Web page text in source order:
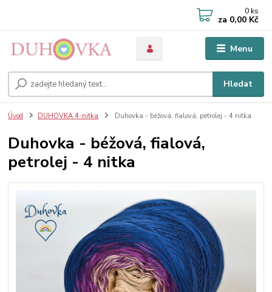
Menu
Hledat
0 ks
za 0,00 Kč
Úvod DUHOVKA 4-nitka Duhovka - béžová, fialová, petrolej - 4 nitka
Duhovka - béžová, fialová,
petrolej - 4 nitka